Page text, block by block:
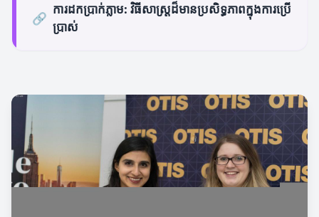
🔗
ការដកប្រាក់ភ្លាម: វិធីសាស្រ្តដ៏មានប្រសិទ្ធភាពក្នុងការប្រើ
ប្រាស់